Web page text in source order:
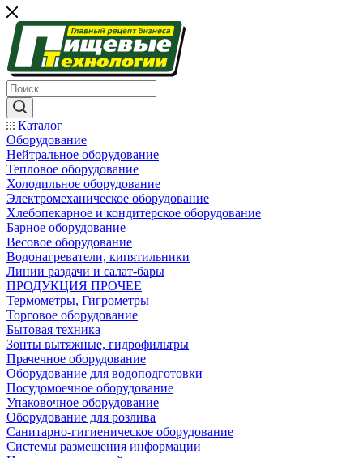
Каталог
Оборудование
Нейтральное оборудование
Тепловое оборудование
Холодильное оборудование
Электромеханическое оборудование
Хлебопекарное и кондитерское оборудование
Барное оборудование
Весовое оборудование
Водонагреватели, кипятильники
Линии раздачи и салат-бары
ПРОДУКЦИЯ ПРОЧЕЕ
Термометры, Гигрометры
Торговое оборудование
Бытовая техника
Зонты вытяжные, гидрофильтры
Прачечное оборудование
Оборудование для водоподготовки
Посудомоечное оборудование
Упаковочное оборудование
Оборудование для розлива
Санитарно-гигиеническое оборудование
Системы размещения информации